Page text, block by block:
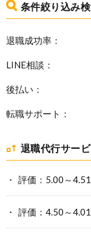
条件絞り込み
退職成功率：
LINE相談：
後払い：
転職サポート：
退職代行サー
評価：5.00～4.51
評価：4.50～4.01